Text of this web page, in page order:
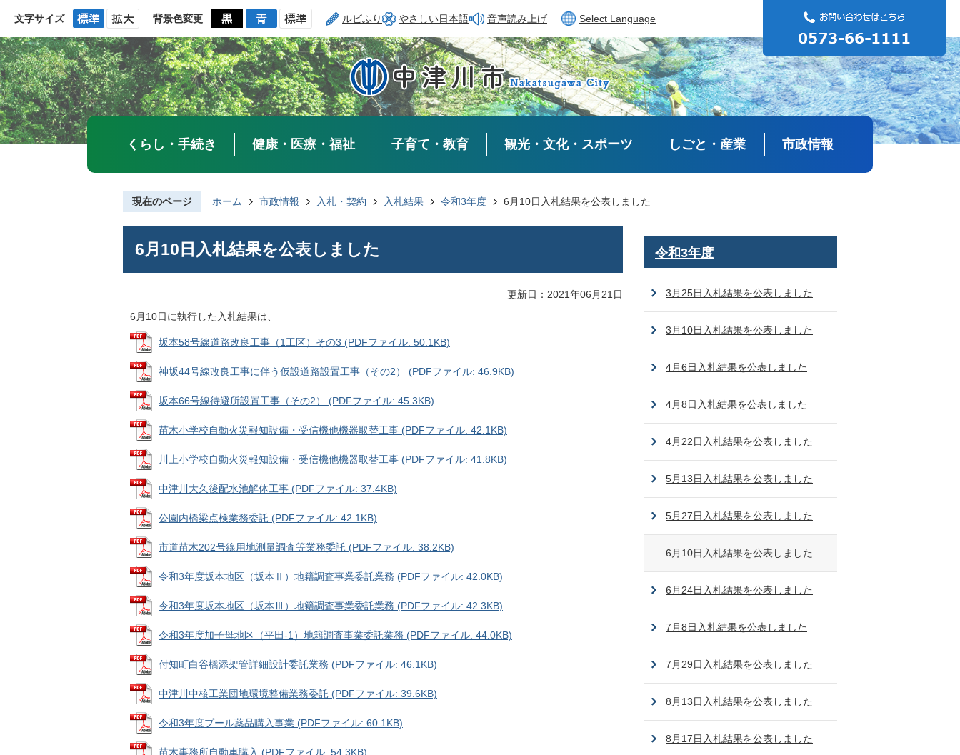
文字サイズ 背景色変更 ルビふり やさしい日本語 音声読み上げ Select Language
くらし・手続き 健康・医療・福祉 子育て・教育 観光・文化・スポーツ しごと・産業 市政情報
現在のページ ホーム 市政情報 入札・契約 入札結果 令和3年度 6月10日入札結果を公表しました
6月10日入札結果を公表しました
更新日：2021年06月21日
6月10日に執行した入札結果は、
坂本58号線道路改良工事（1工区）その3 (PDFファイル: 50.1KB)
神坂44号線改良工事に伴う仮設道路設置工事（その2） (PDFファイル: 46.9KB)
坂本66号線待避所設置工事（その2） (PDFファイル: 45.3KB)
苗木小学校自動火災報知設備・受信機他機器取替工事 (PDFファイル: 42.1KB)
川上小学校自動火災報知設備・受信機他機器取替工事 (PDFファイル: 41.8KB)
中津川大久後配水池解体工事 (PDFファイル: 37.4KB)
公園内橋梁点検業務委託 (PDFファイル: 42.1KB)
市道苗木202号線用地測量調査等業務委託 (PDFファイル: 38.2KB)
令和3年度坂本地区（坂本Ⅱ）地籍調査事業委託業務 (PDFファイル: 42.0KB)
令和3年度坂本地区（坂本Ⅲ）地籍調査事業委託業務 (PDFファイル: 42.3KB)
令和3年度加子母地区（平田-1）地籍調査事業委託業務 (PDFファイル: 44.0KB)
付知町白谷橋添架管詳細設計委託業務 (PDFファイル: 46.1KB)
中津川中核工業団地環境整備業務委託 (PDFファイル: 39.6KB)
令和3年度プール薬品購入事業 (PDFファイル: 60.1KB)
苗木事務所自動車購入 (PDFファイル: 54.3KB)
令和3年度
3月25日入札結果を公表しました
3月10日入札結果を公表しました
4月6日入札結果を公表しました
4月8日入札結果を公表しました
4月22日入札結果を公表しました
5月13日入札結果を公表しました
5月27日入札結果を公表しました
6月10日入札結果を公表しました
6月24日入札結果を公表しました
7月8日入札結果を公表しました
7月29日入札結果を公表しました
8月13日入札結果を公表しました
8月17日入札結果を公表しました